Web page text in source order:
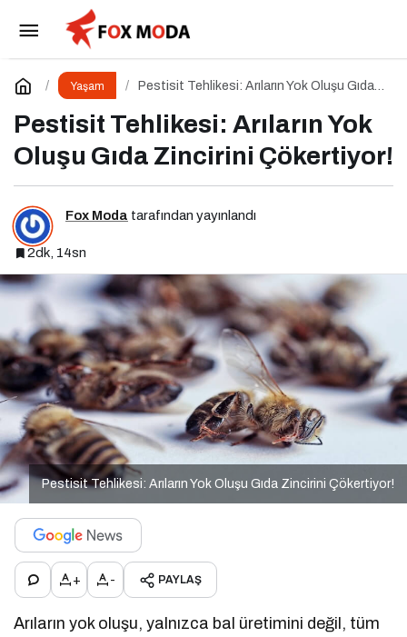
Yaşam
Pestisit Tehlikesi: Arıların Yok Oluşu Gıda
Pestisit Tehlikesi: Arıların Yok
Oluşu Gıda Zincirini Çökertiyor!
Fox Moda tarafından yayınlandı
2dk, 14sn
Pestisit Tehlikesi: Arıların Yok Oluşu Gıda Zincirini Çökertiyor!
+ - PAYLAŞ
Arıların yok oluşu, yalnızca bal üretimini değil, tüm
Pestisit Tehlikesi: Arıların Yok Oluşu Gıda
Zincirini Çökertiyor!
Yorum Yap